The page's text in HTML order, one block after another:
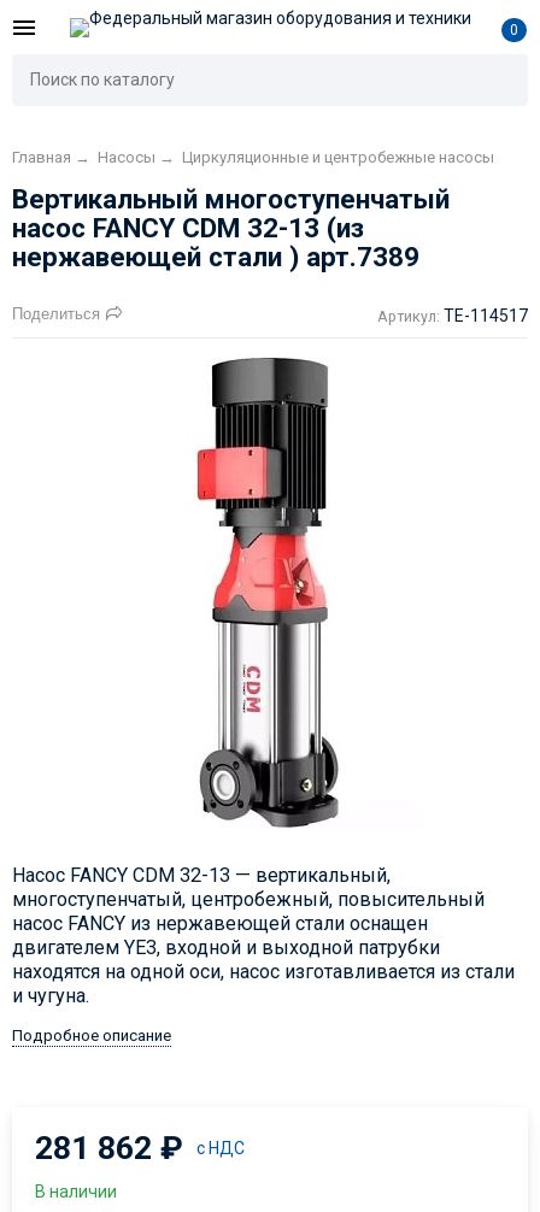
0
Главная → Насосы → Циркуляционные и центробежные насосы
Вертикальный многоступенчатый
насос FANCY CDM 32-13 (из
нержавеющей стали ) арт.7389
Поделиться Артикул: TE-114517
Насос FANCY CDM 32-13 — вертикальный,
многоступенчатый, центробежный, повысительный
насос FANCY из нержавеющей стали оснащен
двигателем YE3, входной и выходной патрубки
находятся на одной оси, насос изготавливается из стали
и чугуна.
Подробное описание
281 862₽ с НДС
В наличии